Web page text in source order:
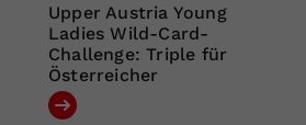
Upper Austria Young
Ladies Wild-Card-
Challenge: Triple für
Österreicher